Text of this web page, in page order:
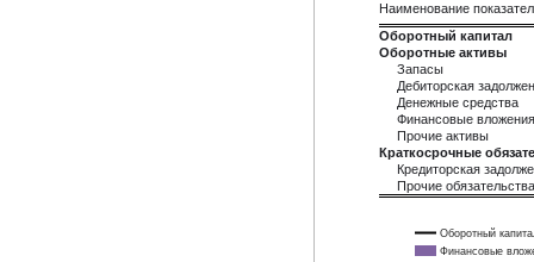
Наименование
Оборотный капитал
Оборотные активы
Запасы
Дебиторская
Денежные средства
Финансовые вложения
Прочие активы
Краткосрочные
Кредиторская
Прочие обязательства
Оборотный
Финансовые